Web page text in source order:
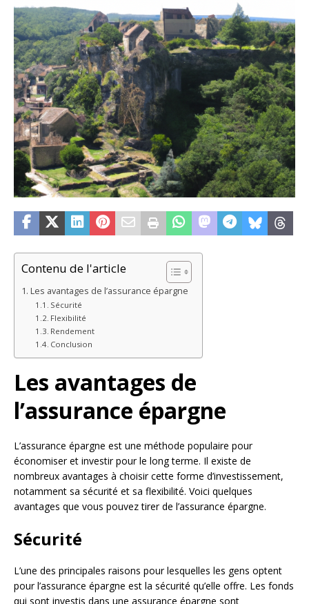
Contenu de l'article
Les avantages de l’assurance épargne
Sécurité
Flexibilité
Rendement
Conclusion
Les avantages de
l’assurance épargne
L’assurance épargne est une méthode populaire pour
économiser et investir pour le long terme. Il existe de
nombreux avantages à choisir cette forme d’investissement,
notamment sa sécurité et sa flexibilité. Voici quelques
avantages que vous pouvez tirer de l’assurance épargne.
Sécurité
L’une des principales raisons pour lesquelles les gens optent
pour l’assurance épargne est la sécurité qu’elle offre. Les fonds
qui sont investis dans une assurance épargne sont